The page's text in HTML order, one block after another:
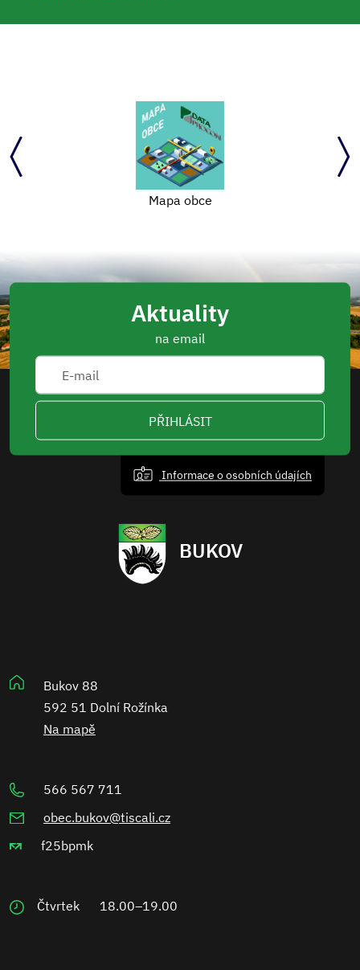
Oblastní charita Žďár nad Sázavou
Aktuality
na email
PŘIHLÁSIT
Informace o osobních údajích
BUKOV
Bukov 88
592 51 Dolní Rožínka
Na mapě
566 567 711
obec.bukov@tiscali.cz
f25bpmk
Čtvrtek 18.00–19.00